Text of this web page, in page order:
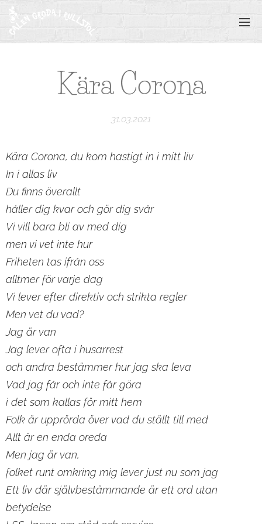
Kära Corona
31.03.2021
Kära Corona, du kom hastigt in i mitt liv
In i allas liv
Du finns överallt
håller dig kvar och gör dig svår
Vi vill bara bli av med dig
men vi vet inte hur
Friheten tas ifrån oss
alltmer för varje dag
Vi lever efter direktiv och strikta regler
Men vet du vad?
Jag är van
Jag lever ofta i husarrest
och andra bestämmer hur jag ska leva
Vad jag får och inte får göra
i det som kallas för mitt hem
Folk är upprörda över vad du ställt till med
Allt är en enda oreda
Men jag är van,
folket runt omkring mig lever just nu som jag
Ett liv där självbestämmande är ett ord utan
betydelse